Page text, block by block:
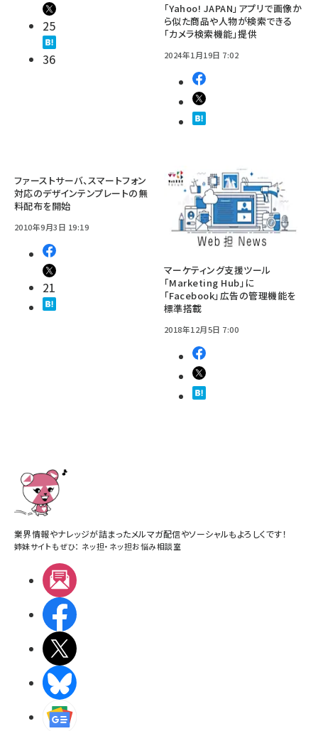
25
36
「Yahoo! JAPAN」アプリで画像か
ら似た商品や人物が検索できる
「カメラ検索機能」提供
2024年1月19日 7:02
ファーストサーバ、スマートフォン
対応のデザインテンプレートの無
料配布を開始
2010年9月3日 19:19
21
マーケティング支援ツール
「Marketing Hub」に
「Facebook」広告の管理機能を
標準搭載
2018年12月5日 7:00
業界情報やナレッジが詰まったメルマガ配信やソーシャルもよろしくです！
姉妹サイトもぜひ： ネッ担・ ネッ担お悩み相談室